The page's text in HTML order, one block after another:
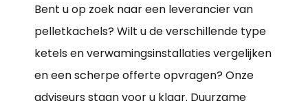
Bent u op zoek naar een leverancier van
pelletkachels? Wilt u de verschillende type
ketels en verwamingsinstallaties vergelijken
en een scherpe offerte opvragen? Onze
adviseurs staan voor u klaar. Duurzame